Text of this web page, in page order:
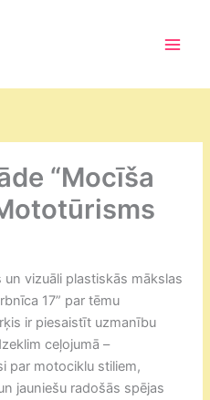
“Mocīša
un vizuāli plastiskās mākslas
17” par tēmu
ir piesaistīt uzmanību
ceļojumā –
par motociklu stiliem,
jauniešu radošās spējas